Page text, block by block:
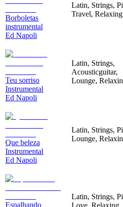
Borboletas
instrumental
Ed Napoli
Latin, Strings,
Travel, Relaxing
Teu sorriso
Instrumental
Ed Napoli
Latin, Strings,
Acousticguitar,
Lounge,
Que beleza
Instrumental
Ed Napoli
Latin, Strings,
Lounge,
Espalhando
Latin, Strings,
Love, Relaxing